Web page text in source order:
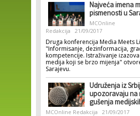
Najveća imena
pismenosti u
MCOnline
Redakcija
21/09/2017
Druga konferencija Media Meets
"Informisanje, dezinformacija,
kompetencije. Istraživanje
medija koji se brzo mijenja"
Sarajevu.
Udruženja iz
upozoravaju na
gušenja
MCOnline Redakcija 21/09/2017